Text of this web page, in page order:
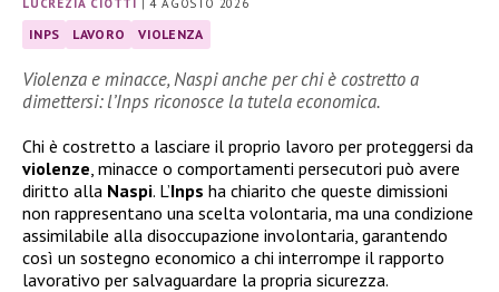
LUCREZIA CIOTTI |4 AGOSTO 2026
INPS LAVORO VIOLENZA
Violenza e minacce, Naspi anche per chi è costretto a
dimettersi: l’Inps riconosce la tutela economica.
Chi è costretto a lasciare il proprio lavoro per proteggersi da
violenze , minacce o comportamenti persecutori può avere
diritto alla Naspi. L’Inps ha chiarito che queste dimissioni
non rappresentano una scelta volontaria, ma una condizione
assimilabile alla disoccupazione involontaria, garantendo
così un sostegno economico a chi interrompe il rapporto
lavorativo per salvaguardare la propria sicurezza.